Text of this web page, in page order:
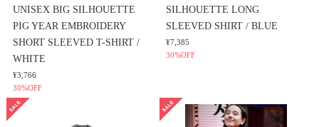
UNISEX BIG SILHOUETTE
PIG YEAR EMBROIDERY
SHORT SLEEVED T-SHIRT /
WHITE
¥3,766
30%OFF
SILHOUETTE LONG
SLEEVED SHIRT / BLUE
¥7,385
30%OFF